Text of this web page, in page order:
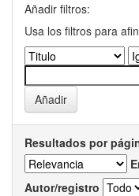
Añadir filtros:
Usa los filtros para
Resultados por
Autor/registro